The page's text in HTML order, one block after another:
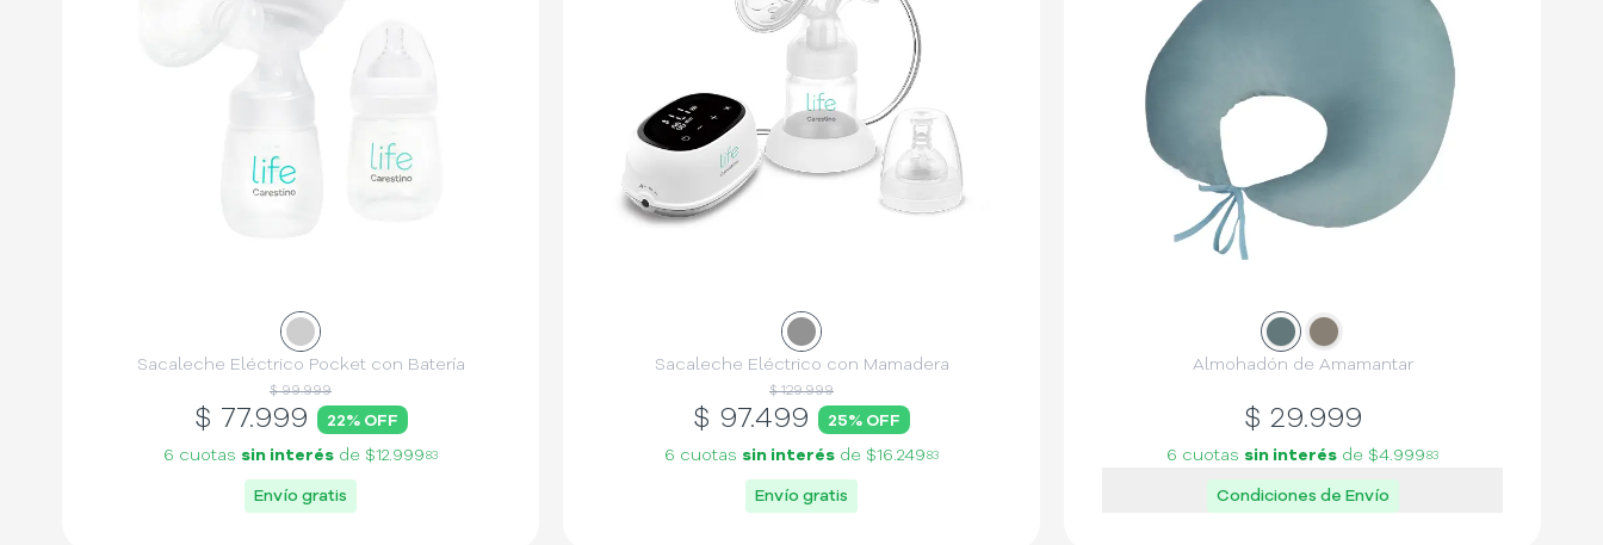
Sacaleche Eléctrico Pocket con Batería
$ 99.999
$ 77.999 22% OFF
6 cuotas sin interés de $12.999 83
Envío gratis
Sacaleche Eléctrico con Mamadera
$ 129.999
$ 97.499 25% OFF
6 cuotas sin interés de $16.249 83
Envío gratis
Slide 1
Slide
Almohadón de Amamantar
$ 29.999
6 cuotas sin interés de $4.999 83
Condiciones de Envío